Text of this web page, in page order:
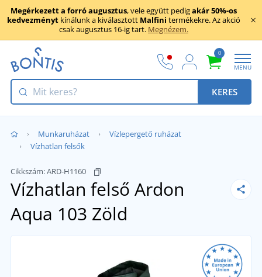
Megérkezett a forró augusztus, vele együtt pedigakár 50%-os
kedvezményt kínálunk a kiválasztott Malfini termékekre. Az akció
csak augusztus 16-ig tart. Megnézem.
0
MENU
KERES
Munkaruházat
Vízlepergető ruházat
Vízhatlan felsők
Cikkszám:ARD-H1160
Vízhatlan felső Ardon
Aqua 103 Zöld